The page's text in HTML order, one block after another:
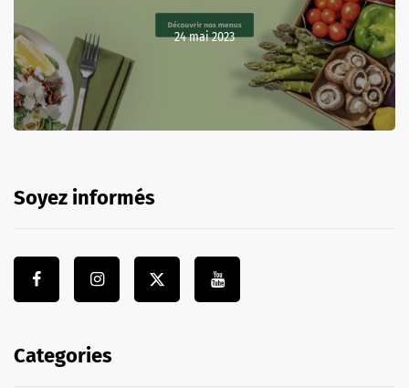
24 mai 2023
Soyez informés
Categories